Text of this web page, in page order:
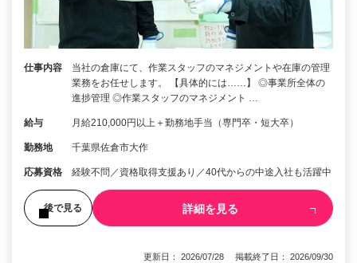
仕事内容
当社の倉庫にて、作業スタッフのマネジメントや在庫の管理
業務をお任せします。 【具体的には……】 ◎事業所全体の
進捗管理 ◎作業スタッフのマネジメント …
給与 月給210,000円以上＋勤務地手当（専門卒・短大卒）
勤務地 千葉県佐倉市大作
応募資格 経験不問／資格取得支援あり／40代からの中途入社も活躍中
後で見る 詳細を見る
更新日： 2026/07/28 掲載終了日： 2026/09/30